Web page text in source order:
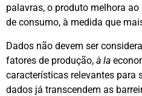
palavras, o produto melhora ao
de consumo, à medida que
Dados não devem ser
fatores de produção, à la
características relevantes para
dados já transcendem as